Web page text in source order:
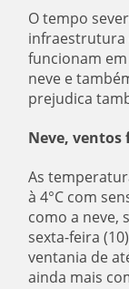
O tempo
infraestrutura
funcionam
neve e
prejudica
Neve, ventos
As
à 4°C com
como a neve,
sexta-feira
ventania de
ainda mais